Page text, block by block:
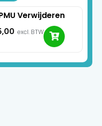
Verwijderen
excl. BTW